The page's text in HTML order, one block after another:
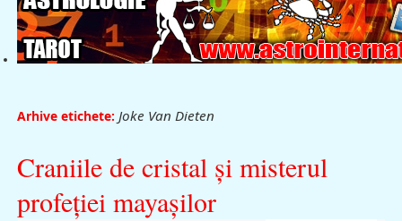
Arhive etichete: Joke Van Dieten
Craniile de cristal şi misterul
profeţiei mayaşilor